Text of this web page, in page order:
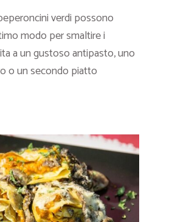
verdi possono
modo per smaltire i
a un gustoso antipasto, uno
o un secondo piatto